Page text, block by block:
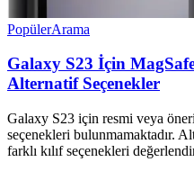
PopülerArama
Galaxy S23 İçin
Alternatif Seçenekler
Galaxy S23 için resmi veya
seçenekleri bulunmamaktadır.
farklı kılıf seçenekleri